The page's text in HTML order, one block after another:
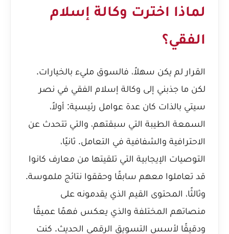
لماذا اخترت وكالة إسلام
الفقي؟
القرار لم يكن سهلاً، فالسوق مليء بالخيارات.
لكن ما جذبني إلى وكالة إسلام الفقي في نصر
سيتي بالذات كان عدة عوامل رئيسية: أولاً،
السمعة الطيبة التي سبقتهم، والتي تتحدث عن
الاحترافية والشفافية في التعامل. ثانيًا،
التوصيات الإيجابية التي تلقيتها من معارف كانوا
قد تعاملوا معهم سابقًا وحققوا نتائج ملموسة.
وثالثًا، المحتوى القيم الذي يقدمونه على
منصاتهم المختلفة والذي يعكس فهمًا عميقًا
ودقيقًا لأسس التسويق الرقمي الحديث. كنت